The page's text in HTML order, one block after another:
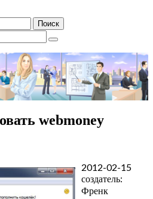
webmoney
2012-02-15
создатель:
Френк